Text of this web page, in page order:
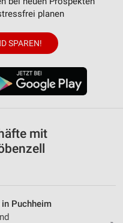
planen
SPAREN!
mit
Puchheim
Auswahl von